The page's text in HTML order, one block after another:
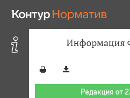
Информация
Редакция от